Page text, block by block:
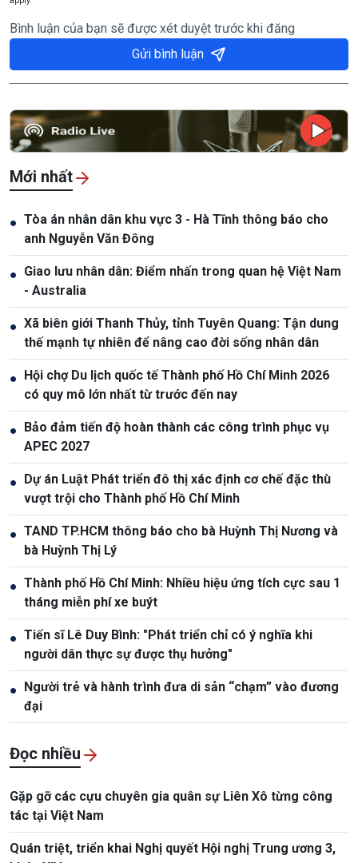
Bình luận của bạn sẽ được xét duyệt trước khi đăng
Gửi bình luận
Mới nhất
● Tòa án nhân dân khu vực 3 - Hà Tĩnh thông báo cho
anh Nguyễn Văn Đông
● Giao lưu nhân dân: Điểm nhấn trong quan hệ Việt Nam
- Australia
● Xã biên giới Thanh Thủy, tỉnh Tuyên Quang: Tận dung
thế mạnh tự nhiên để nâng cao đời sống nhân dân
● Hội chợ Du lịch quốc tế Thành phố Hồ Chí Minh 2026
có quy mô lớn nhất từ trước đến nay
● Bảo đảm tiến độ hoàn thành các công trình phục vụ
APEC 2027
● Dự án Luật Phát triển đô thị xác định cơ chế đặc thù
vượt trội cho Thành phố Hồ Chí Minh
● TAND TP.HCM thông báo cho bà Huỳnh Thị Nương và
bà Huỳnh Thị Lý
● Thành phố Hồ Chí Minh: Nhiều hiệu ứng tích cực sau 1
tháng miễn phí xe buýt
● Tiến sĩ Lê Duy Bình: "Phát triển chỉ có ý nghĩa khi
người dân thực sự được thụ hưởng"
● Người trẻ và hành trình đưa di sản “chạm” vào đương
đại
Đọc nhiều
Gặp gỡ các cựu chuyên gia quân sự Liên Xô từng công
tác tại Việt Nam
Quán triệt, triển khai Nghị quyết Hội nghị Trung ương 3,